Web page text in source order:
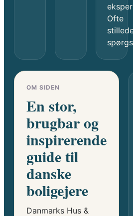
Ofte
OM SIDEN
En stor,
brugbar og
inspirerende
guide til
danske
boligejere
Danmarks Hus &